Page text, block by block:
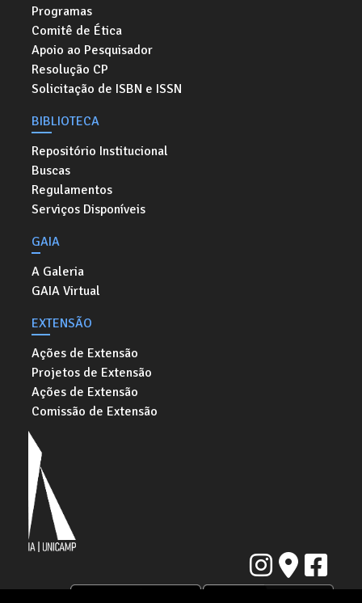
Programas
Comitê de Ética
Apoio ao Pesquisador
Resolução CP
Solicitação de ISBN e ISSN
BIBLIOTECA
Repositório Institucional
Buscas
Regulamentos
Serviços Disponíveis
GAIA
A Galeria
GAIA Virtual
EXTENSÃO
Ações de Extensão
Projetos de Extensão
Ações de Extensão
Comissão de Extensão